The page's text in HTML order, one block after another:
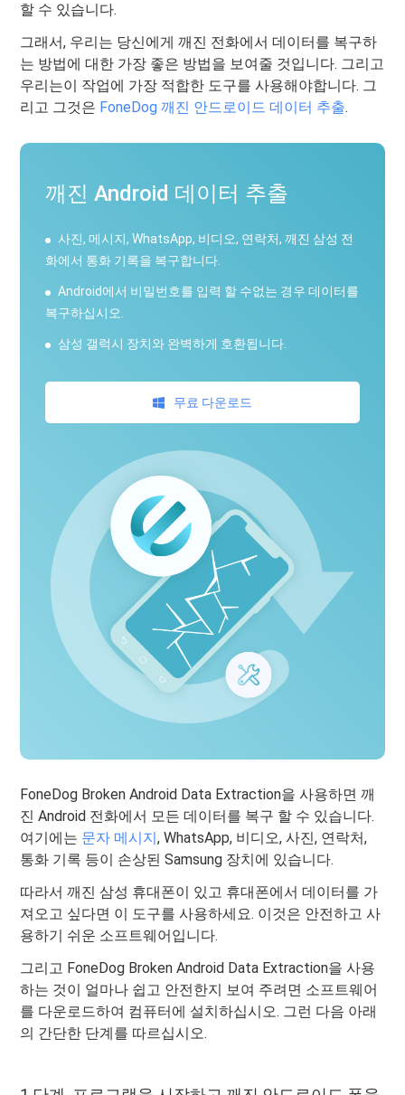
할 수 있습니다.
그래서, 우리는 당신에게 깨진 전화에서 데이터를 복구하
는 방법에 대한 가장 좋은 방법을 보여줄 것입니다. 그리고
우리는이 작업에 가장 적합한 도구를 사용해야합니다. 그
리고 그것은 FoneDog 깨진 안드로이드 데이터 추출.
깨진 Android 데이터 추출
사진, 메시지, WhatsApp, 비디오, 연락처, 깨진 삼성 전
화에서 통화 기록을 복구합니다.
Android에서 비밀번호를 입력 할 수없는 경우 데이터를
복구하십시오.
삼성 갤럭시 장치와 완벽하게 호환됩니다.
무료 다운로드
FoneDog Broken Android Data Extraction을 사용하면 깨
진 Android 전화에서 모든 데이터를 복구 할 수 있습니다.
여기에는 문자 메시지, WhatsApp, 비디오, 사진, 연락처,
통화 기록 등이 손상된 Samsung 장치에 있습니다.
따라서 깨진 삼성 휴대폰이 있고 휴대폰에서 데이터를 가
져오고 싶다면 이 도구를 사용하세요. 이것은 안전하고 사
용하기 쉬운 소프트웨어입니다.
그리고 FoneDog Broken Android Data Extraction을 사용
하는 것이 얼마나 쉽고 안전한지 보여 주려면 소프트웨어
를 다운로드하여 컴퓨터에 설치하십시오. 그런 다음 아래
의 간단한 단계를 따르십시오.